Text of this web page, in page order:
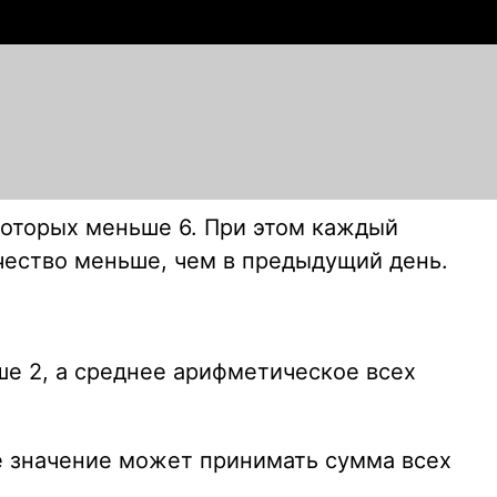
меньше 6. При этом каждый
меньше, чем в предыдущий день.
2, а среднее арифметическое всех
может принимать сумма всех